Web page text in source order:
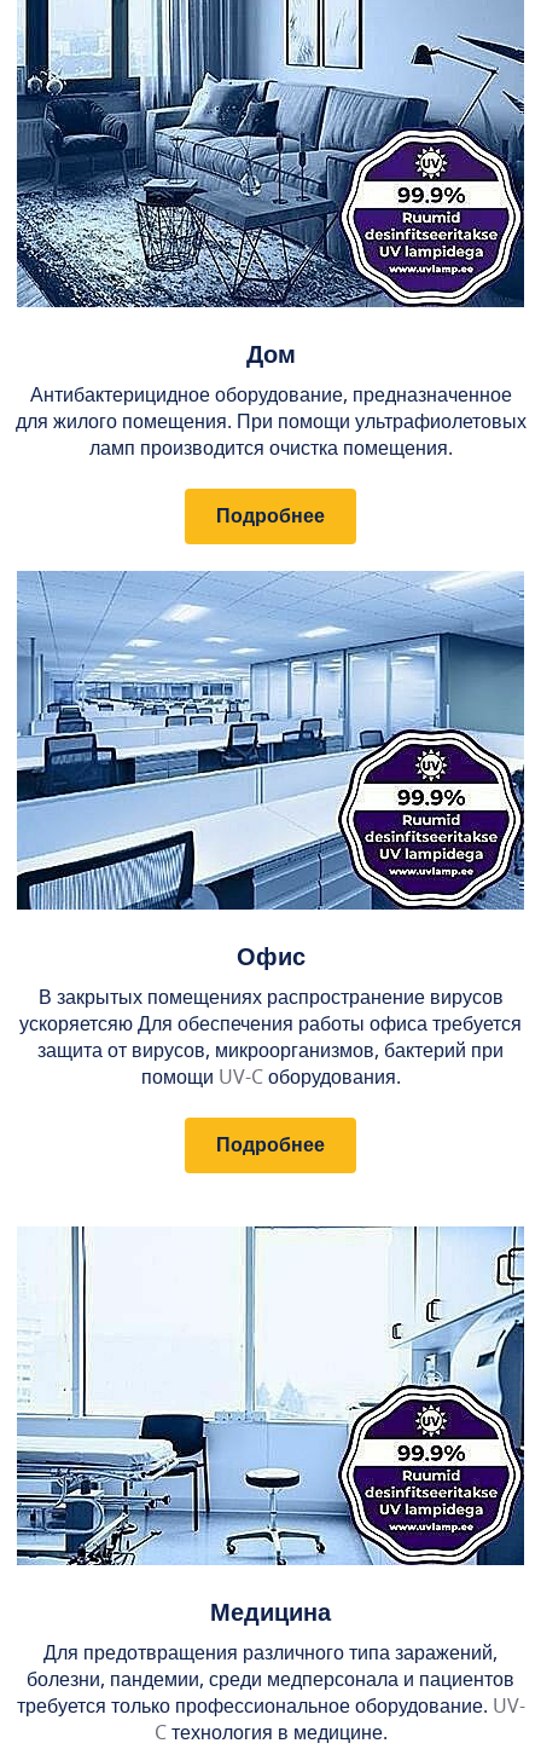
Дом
Антибактерицидное оборудование, предназначенное
для жилого помещения. При помощи ультрафиолетовых
ламп производится очистка помещения.
Подробнее
Офис
В закрытых помещениях распространение вирусов
ускоряетсяю Для обеспечения работы офиса требуется
защита от вирусов, микроорганизмов, бактерий при
помощи UV-Cоборудования.
Подробнее
Медицина
Для предотвращения различного типа заражений,
болезни, пандемии, среди медперсонала и пациентов
требуется только профессиональное оборудование. UV-
Cтехнология в медицине.